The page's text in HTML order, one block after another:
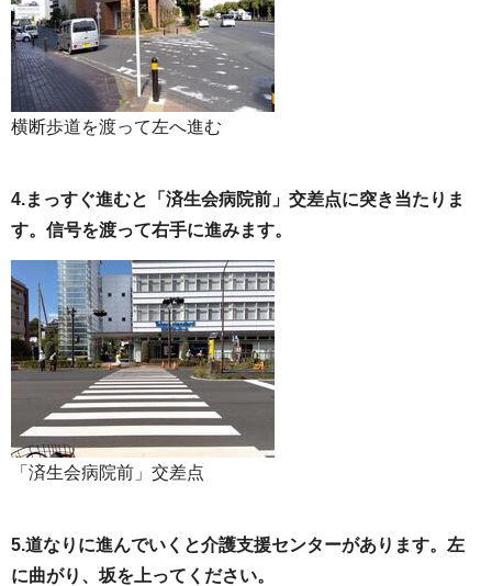
横断歩道を渡って左へ進む
4.まっすぐ進むと「済生会病院前」交差点に突き当たりま
す。信号を渡って右手に進みます。
「済生会病院前」交差点
5.道なりに進んでいくと介護支援センターがあります。左
に曲がり、坂を上ってください。